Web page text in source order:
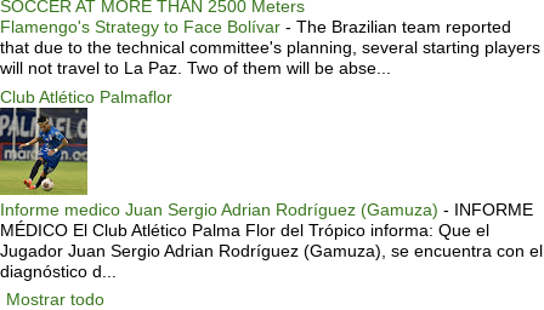
SOCCER AT MORE THAN 2500 Meters
Flamengo's Strategy to Face Bolívar - The Brazilian team reported
that due to the technical committee's planning, several starting players
will not travel to La Paz. Two of them will be abse...
Club Atlético Palmaflor
Informe medico Juan Sergio Adrian Rodríguez (Gamuza) - INFORME
MÉDICO El Club Atlético Palma Flor del Trópico informa: Que el
Jugador Juan Sergio Adrian Rodríguez (Gamuza), se encuentra con el
diagnóstico d...
Mostrar todo